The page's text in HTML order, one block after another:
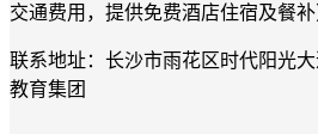
交通费用，提供免费酒店住宿及餐
联系地址：长沙市雨花区时代阳光
教育集团